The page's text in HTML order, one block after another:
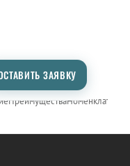
ЗАЯВКУ
ПреимуществаНоменклатура